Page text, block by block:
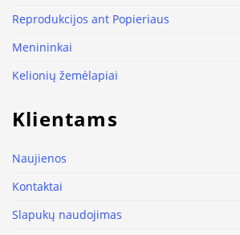
Reprodukcijos ant Popieriaus
Menininkai
Kelionių žemėlapiai
Klientams
Naujienos
Kontaktai
Slapukų naudojimas